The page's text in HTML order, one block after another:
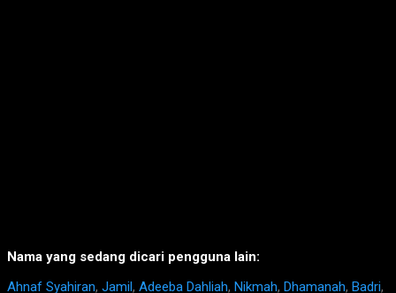
Nama yang sedang dicari pengguna lain:
Ahnaf Syahiran, Jamil, Adeeba Dahliah, Nikmah, Dhamanah, Badri,